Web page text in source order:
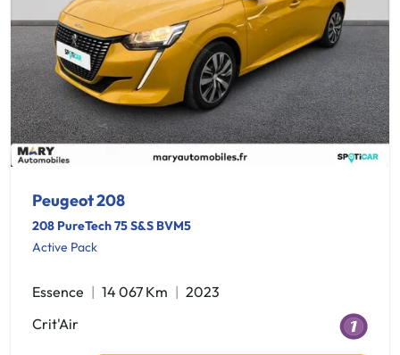
Peugeot 208
208 PureTech 75 S&S BVM5
Active Pack
Essence 14 067 Km
2023
Crit'Air